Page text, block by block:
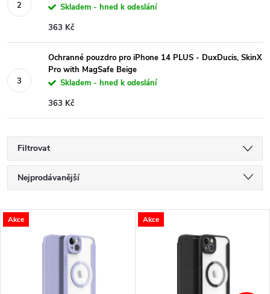
Skladem - hned k odeslání
363 Kč
Ochranné pouzdro pro iPhone 14 PLUS - DuxDucis, SkinX
Pro with MagSafe Beige
Skladem - hned k odeslání
363 Kč
Filtrovat
Ř
a
Nejprodávanější
Nejdražší
V
Akce Akce